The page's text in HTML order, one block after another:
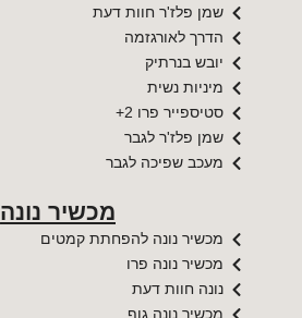
שמן פלז'ר חוות דעת
הדרך לאורגזמה
יובש בנרתיק
מיניות נשית
סטיספייר פרו 2+
שמן פלז'ר לגבר
מעכב שפיכה לגבר
מכשיר נונה
מכשיר נונה להפחתת קמטים
מכשיר נונה פרו
נונה חוות דעת
מכשיר נונה גוף